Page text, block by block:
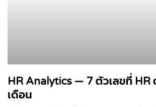
HR Analytics — 7 ตัวเลขที่
เดือน